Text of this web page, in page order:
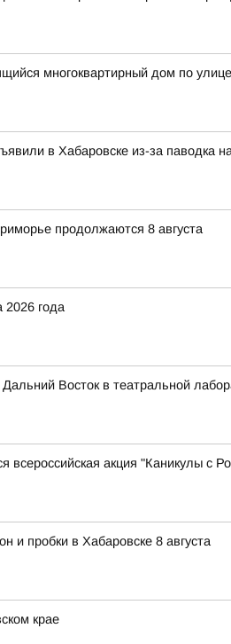
многоквартирный дом по
в Хабаровске из-за паводка
продолжаются 8 августа
2026 года
Восток в театральной
акция "Каникулы с
и пробки в Хабаровске 8 августа
крае